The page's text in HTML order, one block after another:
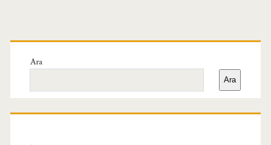
Birincil
Yan
Menü
Ara
Ara